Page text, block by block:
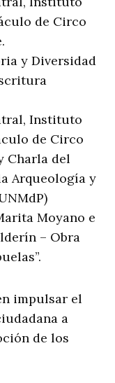
de Circo
y Diversidad
Instituto
de Circo
Charla del
Arqueología y
Moyano e
– Obra
impulsar el
a
de los